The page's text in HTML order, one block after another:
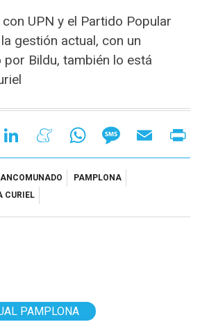
UPN y el Partido Popular
gestión actual, con un
Bildu, también lo está
LinkedIn MeneameWhatsAppMessageEmail
PAMPLONA
CURIEL
PAMPLONA